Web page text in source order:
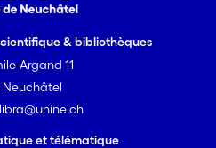
& bibliothèques
Argand 11
Neuchâtel
et télématique